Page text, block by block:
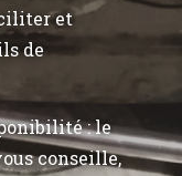
et
de
: le
conseille,